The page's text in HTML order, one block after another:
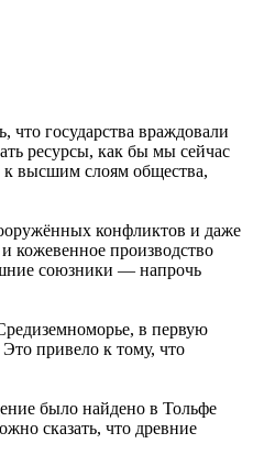
что государства враждовали
ресурсы, как бы мы сейчас
к высшим слоям общества,
конфликтов и даже
кожевенное производство
союзники — напрочь
в первую
привело к тому, что
было найдено в Тольфе
сказать, что древние